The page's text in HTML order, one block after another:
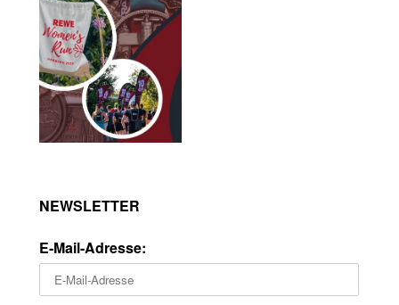
NEWSLETTER
E-Mail-Adresse: